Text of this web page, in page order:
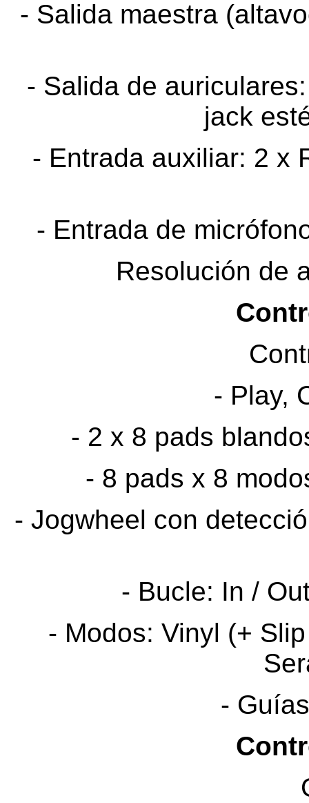
- Salida maestra
- Salida de
jack
- Entrada auxiliar: 2 x
- Entrada de
Resolución de
- Play,
- 2 x 8 pads
- 8 pads x 8
- Jogwheel con
- Bucle: In /
- Modos: Vinyl (+
-